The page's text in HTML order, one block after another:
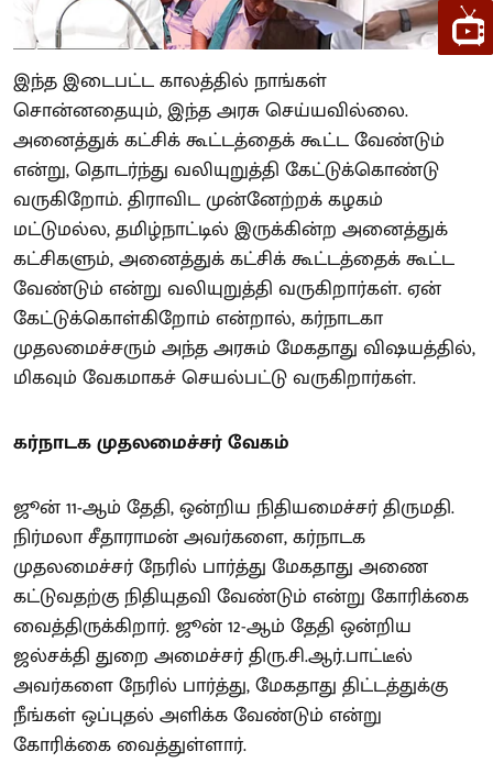
இந்த இடைபட்ட காலத்தில் நாங்கள்
சொன்னதையும், இந்த அரசு செய்யவில்லை.
அனைத்துக் கட்சிக் கூட்டத்தைக் கூட்ட வேண்டும்
என்று, தொடர்ந்து வலியுறுத்தி கேட்டுக்கொண்டு
வருகிறோம். திராவிட முன்னேற்றக் கழகம்
மட்டுமல்ல, தமிழ்நாட்டில் இருக்கின்ற அனைத்துக்
கட்சிகளும், அனைத்துக் கட்சிக் கூட்டத்தைக் கூட்ட
வேண்டும் என்று வலியுறுத்தி வருகிறார்கள். ஏன்
கேட்டுக்கொள்கிறோம் என்றால், கர்நாடகா
முதலமைச்சரும் அந்த அரசும் மேகதாது விஷயத்தில்,
மிகவும் வேகமாகச் செயல்பட்டு வருகிறார்கள்.
கர்நாடக முதலமைச்சர் வேகம்
ஜூன் 11-ஆம் தேதி, ஒன்றிய நிதியமைச்சர் திருமதி.
நிர்மலா சீதாராமன் அவர்களை, கர்நாடக
முதலமைச்சர் நேரில் பார்த்து மேகதாது அணை
கட்டுவதற்கு நிதியுதவி வேண்டும் என்று கோரிக்கை
வைத்திருக்கிறார். ஜூன் 12-ஆம் தேதி ஒன்றிய
ஜல்சக்தி துறை அமைச்சர் திரு.சி.ஆர்.பாட்டீல்
அவர்களை நேரில் பார்த்து, மேகதாது திட்டத்துக்கு
நீங்கள் ஒப்புதல் அளிக்க வேண்டும் என்று
கோரிக்கை வைத்துள்ளார்.